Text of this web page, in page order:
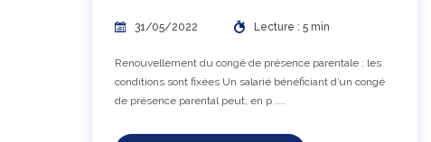
31/05/2022 Lecture : 5 min
Renouvellement du congé de présence parentale : les
conditions sont fixées Un salarié bénéficiant d’un congé
de présence parental peut, en p ....